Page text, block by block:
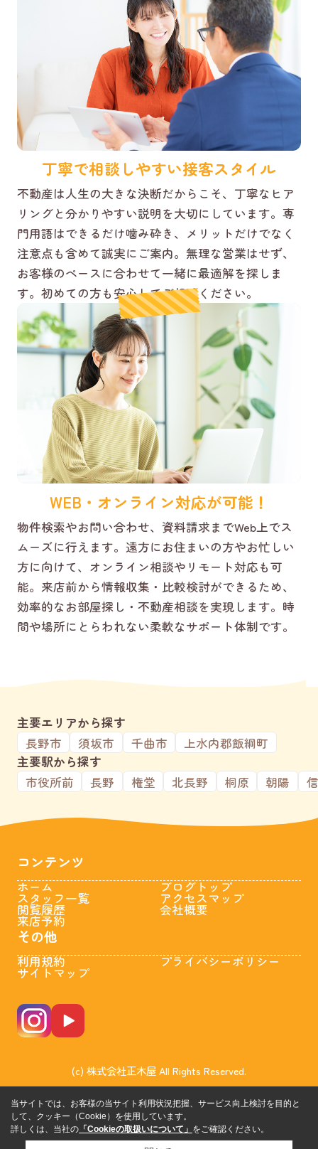
丁寧で相談しやすい接客スタイル
不動産は人生の大きな決断だからこそ、丁寧なヒア
リングと分かりやすい説明を大切にしています。専
門用語はできるだけ噛み砕き、メリットだけでなく
注意点も含めて誠実にご案内。無理な営業はせず、
お客様のペースに合わせて一緒に最適解を探しま
す。初めての方も安心してご相談ください。
WEB・オンライン対応が可能！
物件検索やお問い合わせ、資料請求までWeb上でス
ムーズに行えます。遠方にお住まいの方やお忙しい
方に向けて、オンライン相談やリモート対応も可
能。来店前から情報収集・比較検討ができるため、
効率的なお部屋探し・不動産相談を実現します。時
間や場所にとらわれない柔軟なサポート体制です。
主要エリアから探す
長野市
須坂市 千曲市
上水内郡飯綱町
主要駅から探す
市役所前
長野 権堂 北長野 桐原 朝陽
コンテンツ
ホーム
スタッフ一覧
閲覧履歴
来店予約
ブログトップ
アクセスマップ
会社概要
その他
利用規約
サイトマップ
プライバシーポリシー
(c) 株式会社正木屋 All Rights Reserved.
当サイトでは、お客様の当サイト利用状況把握、サービス向上検討を目的と
して、クッキー（Cookie）を使用しています。
詳しくは、当社の 「Cookieの取扱いについて」 をご確認ください。